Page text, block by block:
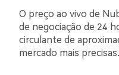
O preço ao vivo de
de negociação de 24
circulante de
mercado mais precisas.